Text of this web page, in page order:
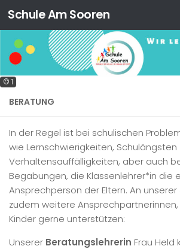
Zum Inhalt springen
Schule Am Sooren
© 1
BERATUNG
In der Regel ist bei schulischen
wie Lernschwierigkeiten,
Verhaltensauffälligkeiten, aber auch
Begabungen, die Klassenlehrer*in die
Ansprechperson der Eltern. An
zudem weitere Ansprechpartnerinnen,
Kinder gerne unterstützen:
Unserer Beratungslehrerin Frau Held